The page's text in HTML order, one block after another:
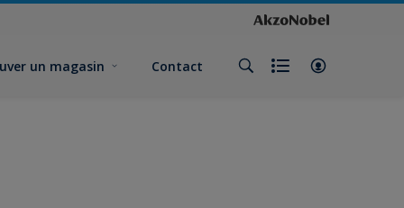
un magasin Contact